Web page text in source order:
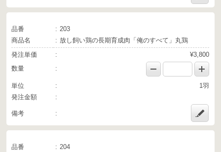
品番
203
商品名
放し飼い鶏の長期育成肉「俺のすべて」丸鶏
発注単価
¥3,800
数量
単位
1羽
発注金額
備考
品番
204